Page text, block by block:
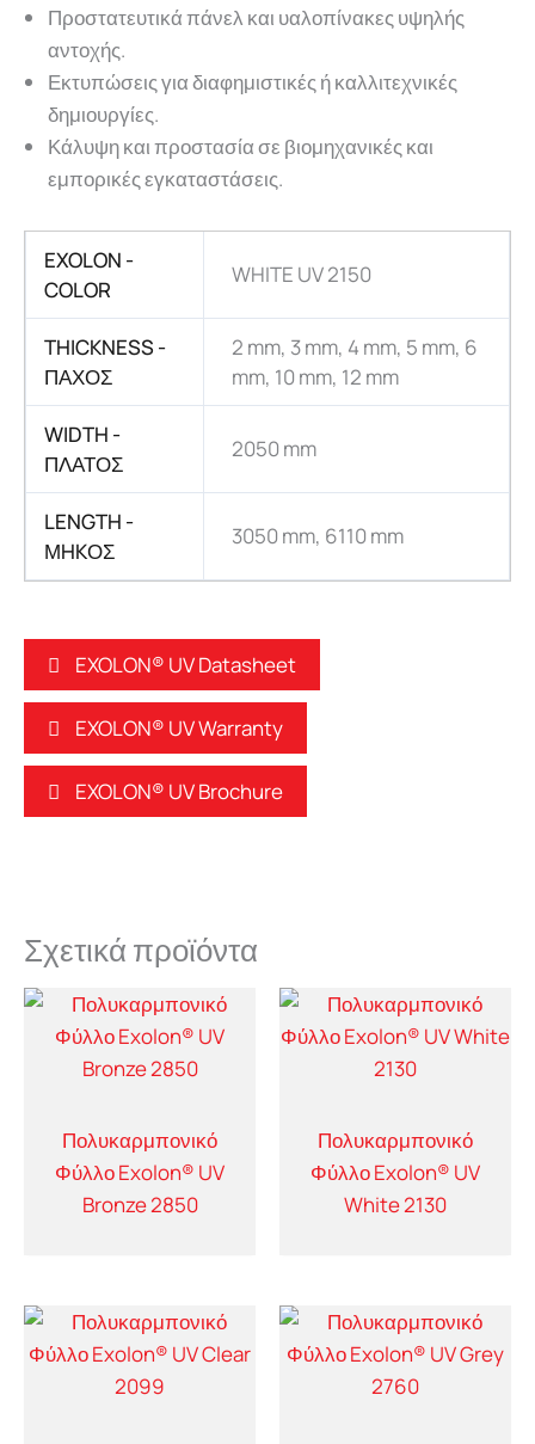
Προστατευτικά πάνελ και υαλοπίνακες υψηλής
αντοχής.
Εκτυπώσεις για διαφημιστικές ή καλλιτεχνικές
δημιουργίες.
Κάλυψη και προστασία σε βιομηχανικές και
εμπορικές εγκαταστάσεις.
EXOLON -
COLOR
WHITE UV 2150
THICKNESS -
ΠΑΧΟΣ
2 mm, 3 mm, 4 mm, 5 mm, 6
mm, 10 mm, 12 mm
WIDTH -
ΠΛΑΤΟΣ
2050 mm
LENGTH -
ΜHKΟΣ
3050 mm, 6110 mm
EXOLON® UV Datasheet
EXOLON® UV Warranty
EXOLON® UV Brochure
Σχετικά προϊόντα
Πολυκαρμπονικό
Φύλλο Exolon® UV
Bronze 2850
Πολυκαρμπονικό
Φύλλο Exolon® UV
White 2130